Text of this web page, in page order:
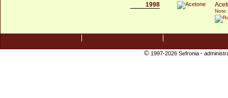
1998
©1997-2026 Sefronia -